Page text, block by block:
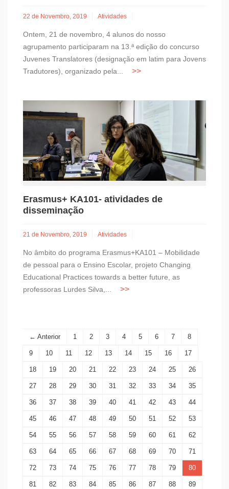
22 de Novembro, 2019 Atividades
Ontem, 21 de novembro, 4 alunos do nosso
agrupamento participaram na 13.ª edição do concurso
Juvenes Translatores (designação em latim para Jovens
Tradutores), organizado pela...
Erasmus+ KA101- atividades de
disseminação
21 de Novembro, 2019 Atividades
No âmbito do programa Erasmus+KA101 – Mobilidade
de pessoal para o Ensino Escolar, projeto Changing
Educational Practices towards a better future, as
professoras Lurdes Silva,...
← Anterior 1 2 3 4 5 6 7 8
9 10 11 12 13 14 15 16 17
18 19 20 21 22 23 24 25 26
27 28 29 30 31 32 33 34 35
36 37 38 39 40 41 42 43 44
45 46 47 48 49 50 51 52 53
54 55 56 57 58 59 60 61 62
63 64 65 66 67 68 69 70 71
72 73 74 75 76 77 78 79 80
81 82 83 84 85 86 87 88 89